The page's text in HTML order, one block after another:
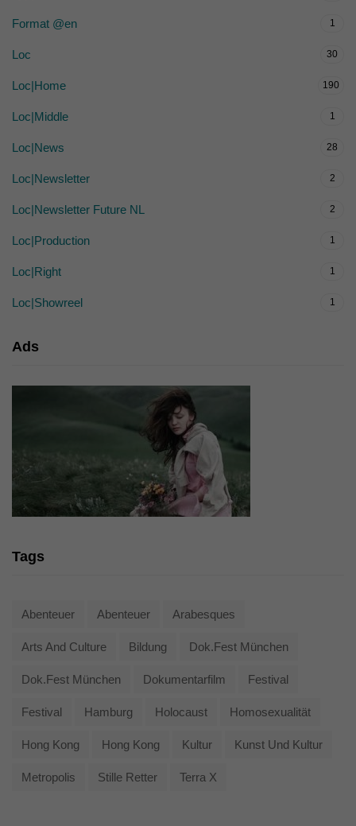
Format @en 1
Loc 30
Loc|Home 190
Loc|Middle 1
Loc|News 28
Loc|Newsletter 2
Loc|Newsletter Future NL 2
Loc|Production 1
Loc|Right 1
Loc|Showreel 1
Ads
Tags
Abenteuer Abenteuer Arabesques
Arts And Culture Bildung Dok.fest München
Dok.fest München Dokumentarfilm Festival
Festival Hamburg Holocaust Homosexualität
Hong Kong Hong Kong Kultur Kunst Und Kultur
Metropolis Stille Retter Terra X